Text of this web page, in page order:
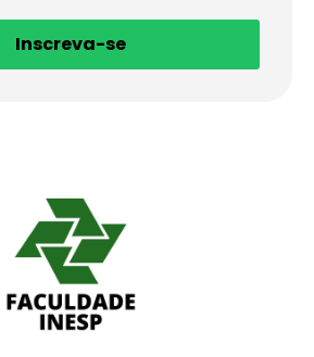
Inscreva-se